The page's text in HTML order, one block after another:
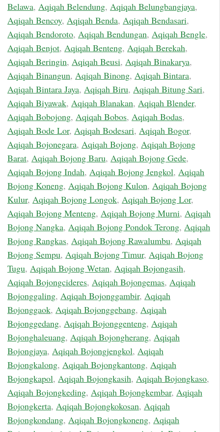
Belawa, Aqiqah Belendung, Aqiqah Belungbangjaya,
Aqiqah Bencoy, Aqiqah Benda, Aqiqah Bendasari,
Aqiqah Bendoroto, Aqiqah Bendungan, Aqiqah Bengle,
Aqiqah Benjot, Aqiqah Benteng, Aqiqah Berekah,
Aqiqah Beringin, Aqiqah Beusi, Aqiqah Binakarya,
Aqiqah Binangun, Aqiqah Binong, Aqiqah Bintara,
Aqiqah Bintara Jaya, Aqiqah Biru, Aqiqah Bitung Sari,
Aqiqah Biyawak, Aqiqah Blanakan, Aqiqah Blender,
Aqiqah Bobojong, Aqiqah Bobos, Aqiqah Bodas,
Aqiqah Bode Lor, Aqiqah Bodesari, Aqiqah Bogor,
Aqiqah Bojonegara, Aqiqah Bojong, Aqiqah Bojong
Barat, Aqiqah Bojong Baru, Aqiqah Bojong Gede,
Aqiqah Bojong Indah, Aqiqah Bojong Jengkol, Aqiqah
Bojong Koneng, Aqiqah Bojong Kulon, Aqiqah Bojong
Kulur, Aqiqah Bojong Longok, Aqiqah Bojong Lor,
Aqiqah Bojong Menteng, Aqiqah Bojong Murni, Aqiqah
Bojong Nangka, Aqiqah Bojong Pondok Terong, Aqiqah
Bojong Rangkas, Aqiqah Bojong Rawalumbu, Aqiqah
Bojong Sempu, Aqiqah Bojong Timur, Aqiqah Bojong
Tugu, Aqiqah Bojong Wetan, Aqiqah Bojongasih,
Aqiqah Bojongcideres, Aqiqah Bojongemas, Aqiqah
Bojonggaling, Aqiqah Bojonggambir, Aqiqah
Bojonggaok, Aqiqah Bojonggebang, Aqiqah
Bojonggedang, Aqiqah Bojonggenteng, Aqiqah
Bojonghaleuang, Aqiqah Bojongherang, Aqiqah
Bojongjaya, Aqiqah Bojongjengkol, Aqiqah
Bojongkalong, Aqiqah Bojongkantong, Aqiqah
Bojongkapol, Aqiqah Bojongkasih, Aqiqah Bojongkaso,
Aqiqah Bojongkeding, Aqiqah Bojongkembar, Aqiqah
Bojongkerta, Aqiqah Bojongkokosan, Aqiqah
Bojongkondang, Aqiqah Bojongkoneng, Aqiqah